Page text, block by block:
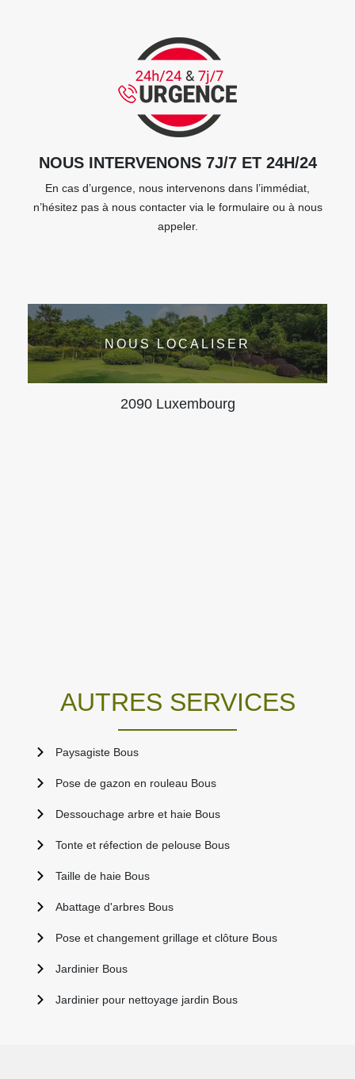
NOUS INTERVENONS 7J/7 ET 24H/24
En cas d’urgence, nous intervenons dans l’immédiat,
n’hésitez pas à nous contacter via le formulaire ou à nous
appeler.
NOUS LOCALISER
2090 Luxembourg
AUTRES SERVICES
Paysagiste Bous
Pose de gazon en rouleau Bous
Dessouchage arbre et haie Bous
Tonte et réfection de pelouse Bous
Taille de haie Bous
Abattage d'arbres Bous
Pose et changement grillage et clôture Bous
Jardinier Bous
Jardinier pour nettoyage jardin Bous